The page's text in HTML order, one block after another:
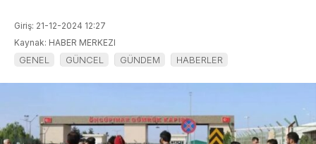
Giriş: 21-12-2024 12:27
Kaynak: HABER MERKEZI
GENEL GÜNCEL GÜNDEM HABERLER